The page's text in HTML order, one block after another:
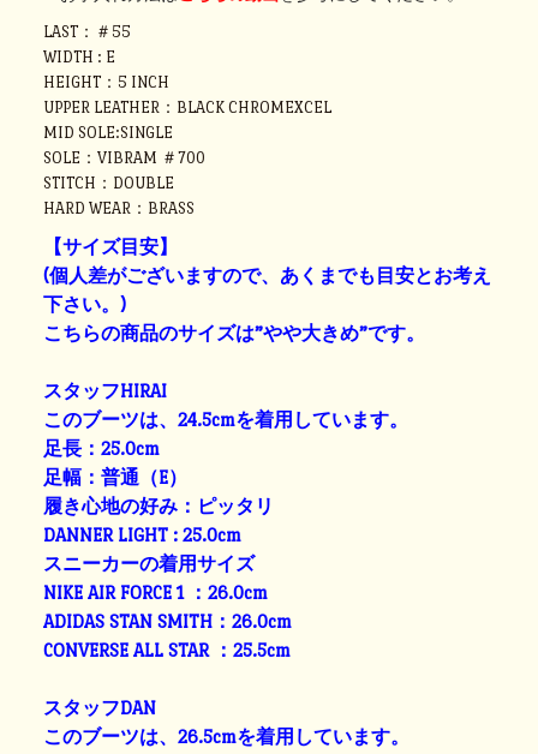
LAST：＃55
WIDTH : E
HEIGHT：5 INCH
UPPER LEATHER：BLACK CHROMEXCEL
MID SOLE:SINGLE
SOLE：VIBRAM ＃700
STITCH：DOUBLE
HARD WEAR：BRASS
【サイズ目安】
(個人差がございますので、あくまでも目安とお考え
下さい。)
こちらの商品のサイズは”やや大きめ”です。
スタッフHIRAI
このブーツは、24.5cmを着用しています。
足長：25.0cm
足幅：普通（E）
履き心地の好み：ピッタリ
DANNER LIGHT : 25.0cm
スニーカーの着用サイズ
NIKE AIR FORCE 1 ：26.0cm
ADIDAS STAN SMITH：26.0cm
CONVERSE ALL STAR ：25.5cm
スタッフDAN
このブーツは、26.5cmを着用しています。